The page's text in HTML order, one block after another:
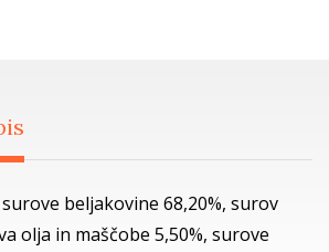
beljakovine 68,20%, surov
olja in maščobe 5,50%, surove